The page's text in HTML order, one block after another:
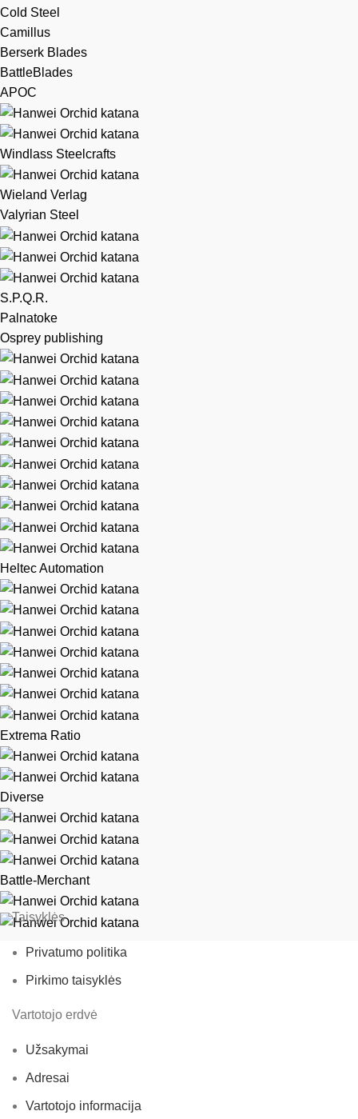
Cold Steel
Camillus
Berserk Blades
BattleBlades
APOC
Windlass Steelcrafts
Wieland Verlag
Valyrian Steel
S.P.Q.R.
Palnatoke
Osprey publishing
Heltec Automation
Extrema Ratio
Diverse
Battle-Merchant
Taisyklės
Privatumo politika
Pirkimo taisyklės
Vartotojo erdvė
Užsakymai
Adresai
Vartotojo informacija